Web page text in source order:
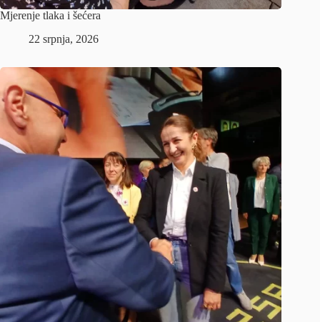
Mjerenje tlaka i šećera
22 srpnja, 2026